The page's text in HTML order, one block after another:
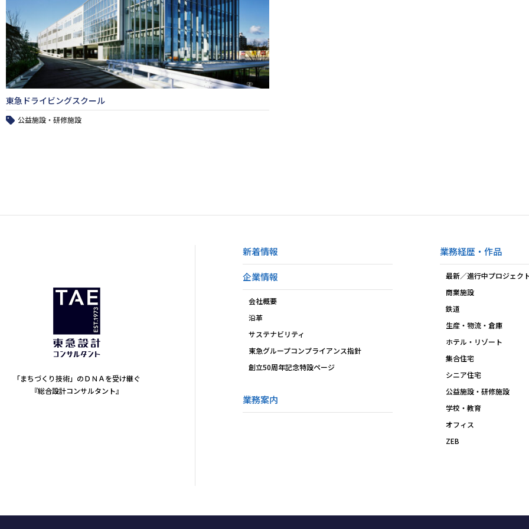
東急ドライビングスクール
公益施設・研修施設
「まちづくり技術」のＤＮＡを受け継ぐ
『総合設計コンサルタント』
新着情報
企業情報
会社概要
沿革
サステナビリティ
東急グループコンプライアンス指針
創立50周年記念特設ページ
業務案内
業務経歴・作品
最新／進行中プロジェク
商業施設
鉄道
生産・物流・倉庫
ホテル・リゾート
集合住宅
シニア住宅
公益施設・研修施設
学校・教育
オフィス
ZEB